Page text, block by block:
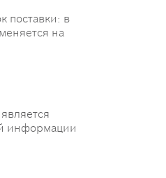
поставки: в
на
информации